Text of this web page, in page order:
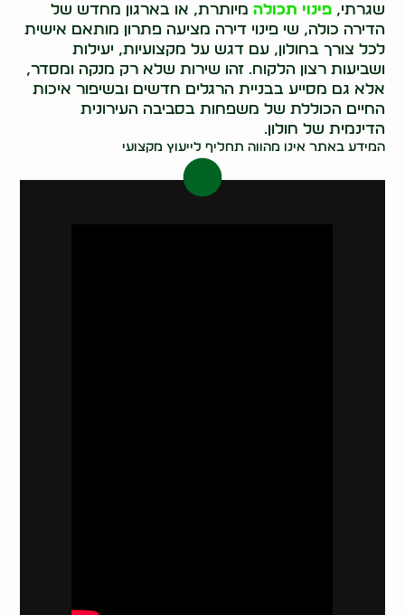
שגרתי,פינוי תכולה מיותרת, או בארגון מחדש של
הדירה כולה, שי פינוי דירה מציעה פתרון מותאם אישית
לכל צורך בחולון, עם דגש על מקצועיות, יעילות
ושביעות רצון הלקוח. זהו שירות שלא רק מנקה ומסדר,
אלא גם מסייע בבניית הרגלים חדשים ובשיפור איכות
החיים הכוללת של משפחות בסביבה העירונית
הדינמית של חולון.
המידע באתר אינו מהווה תחליף לייעוץ מקצועי